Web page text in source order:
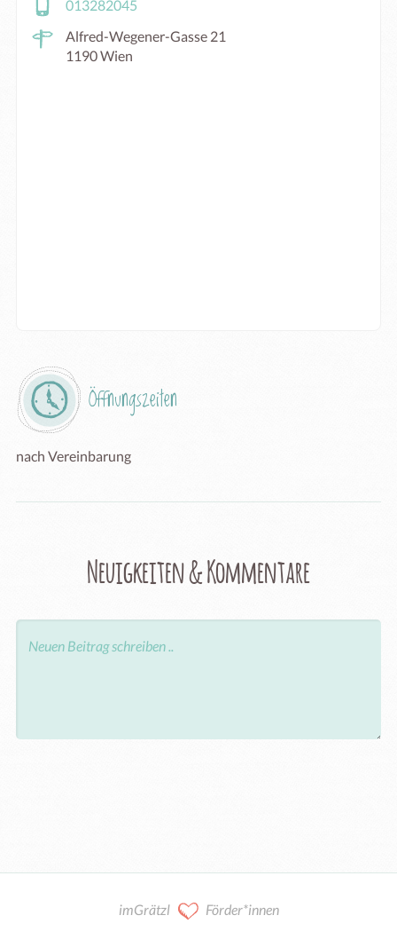
013282045
Alfred-Wegener-Gasse 21
1190 Wien
Öffnungszeiten
nach Vereinbarung
Neuigkeiten & Kommentare
imGrätzl Förder*innen